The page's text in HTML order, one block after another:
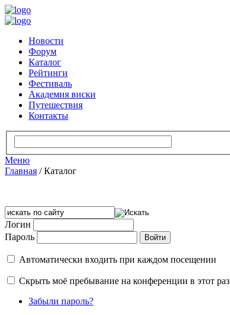
Новости
Форум
Каталог
Рейтинги
Фестиваль
Академия виски
Путешествия
Контакты
Меню
Главная /Каталог
Логин
Пароль
Автоматически входить при каждом посещении
Скрыть моё пребывание на конференции в этот раз
Забыли пароль?